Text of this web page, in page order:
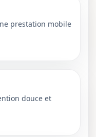
prestation mobile
douce et